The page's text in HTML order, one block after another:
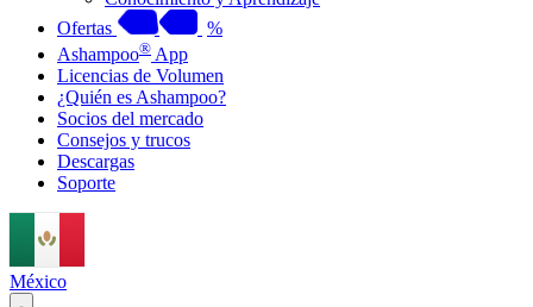
Ofertas
%
Ashampoo® App
Licencias de Volumen
¿Quién es Ashampoo?
Socios del mercado
Consejos y trucos
Descargas
Soporte
México